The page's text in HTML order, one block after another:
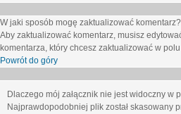
W jaki sposób mogę zaktualizować komentarz?
Aby zaktualizować komentarz, musisz
komentarza, który chcesz zaktualizować w polu
Powrót do góry
Dlaczego mój załącznik nie jest widoczny w
Najprawdopodobniej plik został skasowany